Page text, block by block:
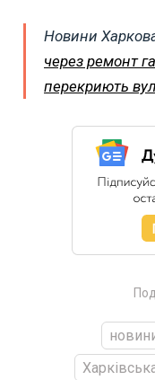
Новини
через ремонт
перекриють